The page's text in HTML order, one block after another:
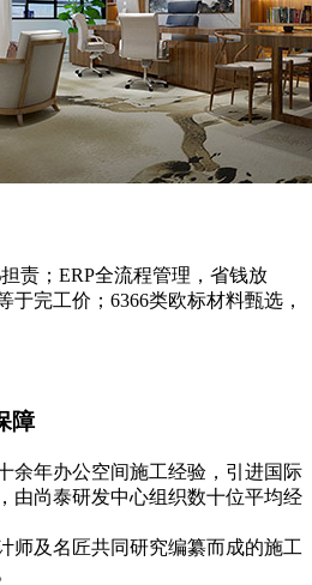
责；ERP全流程管理，省钱放
于完工价；6366类欧标材料甄选，
障
余年办公空间施工经验，引进国际
由尚泰研发中心组织数十位平均经
师及名匠共同研究编纂而成的施工